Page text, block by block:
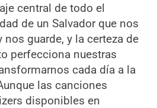
central de todo el
de un Salvador que nos
nos guarde, y la certeza de
perfecciona nuestras
cada día a la
las canciones
disponibles en